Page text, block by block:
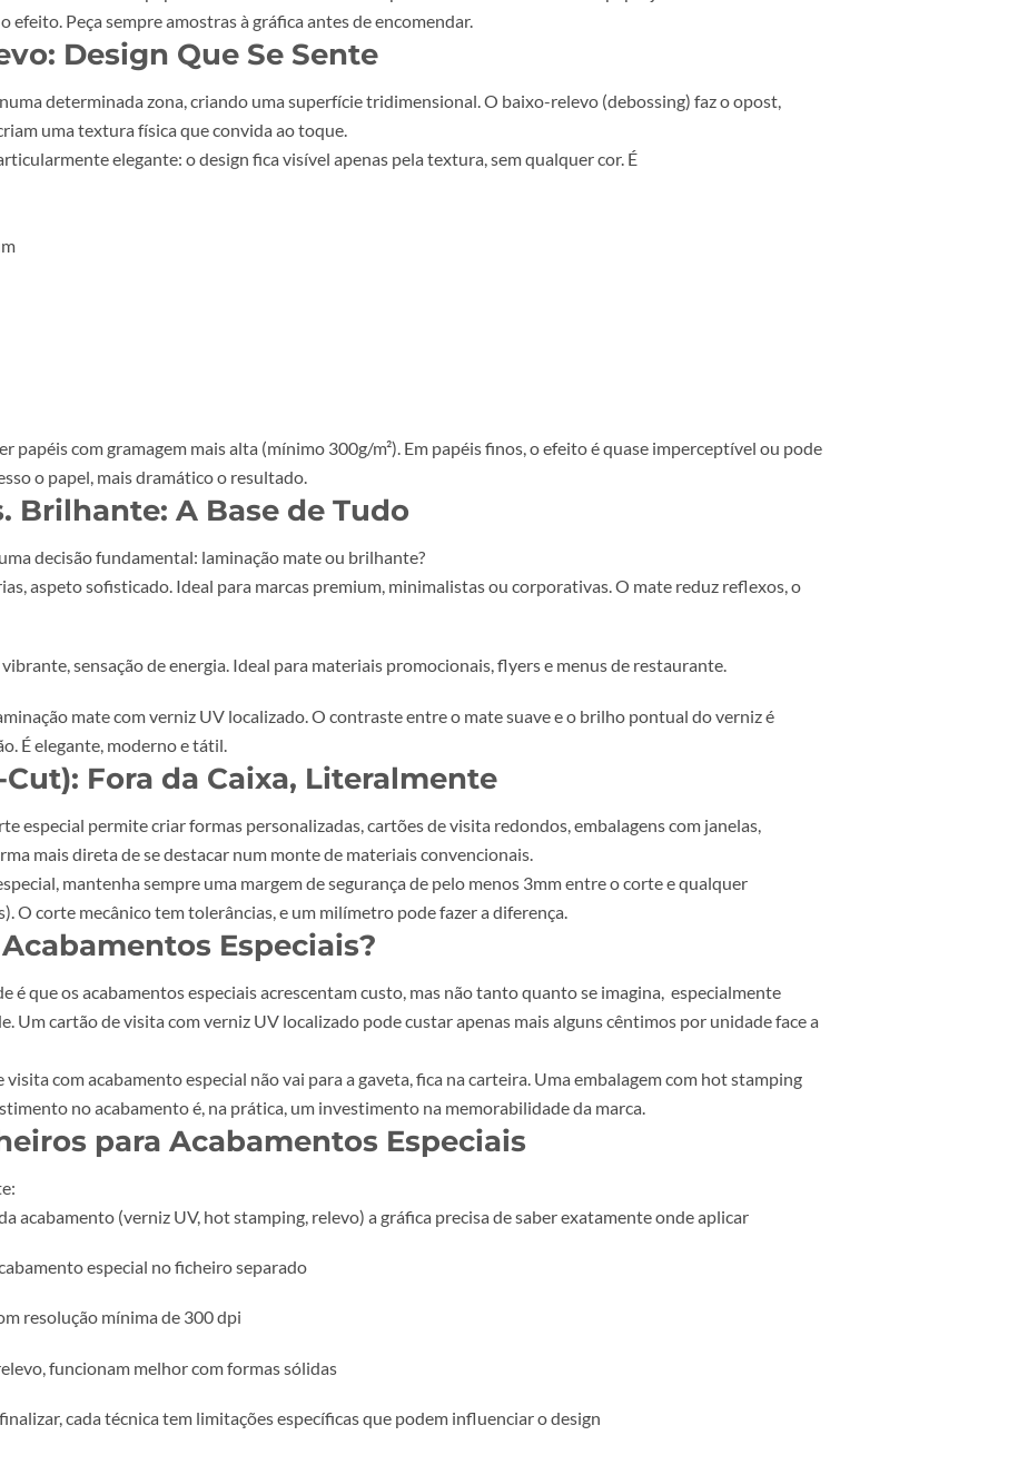
em destaque
corporativos
alta
se o efeito. Peça sempre amostras à gráfica antes de encomendar.
Design Que Se Sente
numa determinada zona, criando uma superfície tridimensional. O baixo-relevo (debossing) faz o opost,
é particularmente elegante: o design fica visível apenas pela textura, sem qualquer cor. É
requer papéis com gramagem mais alta (mínimo 300g/m²). Em papéis finos, o efeito é quase imperceptível ou pode
vs. Brilhante: A Base de Tudo
há uma decisão fundamental:laminação mate ou brilhante?
sóbrias, aspeto sofisticado. Ideal para marcas premium, minimalistas ou corporativas. O mate reduz reflexos, o
vibrante, sensação de energia. Ideal para materiais promocionais, flyers e menus de restaurante.
Laminação mate com verniz UV localizado. O contraste entre o mate suave e o brilho pontual do verniz é
razão. É elegante, moderno e tátil.
Cut): Fora da Caixa, Literalmente
corte especial permite criar formas personalizadas, cartões de visita redondos, embalagens com janelas,
a forma mais direta de se destacar num monte de materiais convencionais.
especial, mantenha sempre uma margem de segurança de pelo menos 3mm entre o corte e qualquer
Acabamentos Especiais?
é que os acabamentos especiais
Um cartão de visita com verniz UV localizado pode custar apenas mais alguns cêntimos por unidade face a